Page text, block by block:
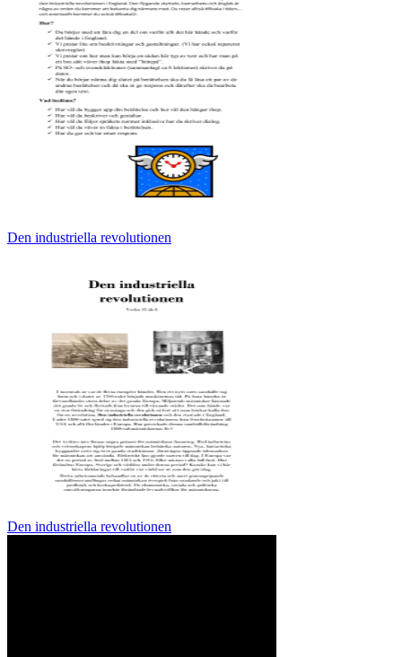
Den industriella revolutionen
Den industriella revolutionen